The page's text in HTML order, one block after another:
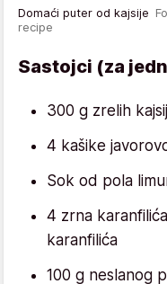
Domaći puter od kajsije
recipe
Sastojci (za
300 g zrelih
4 kašike
Sok od pola
4 zrna
karanfilića
100 g neslanog